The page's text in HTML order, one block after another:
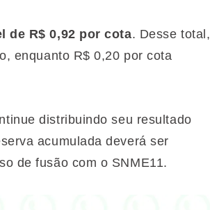
de R$ 0,92 por cota. Desse total,
enquanto R$ 0,20 por cota
distribuindo seu resultado
acumulada deverá ser
de fusão com o SNME11.